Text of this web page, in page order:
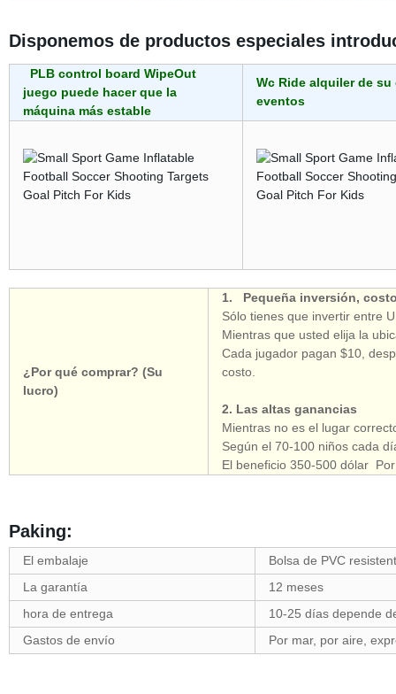
Disponemos de productos especiales
PLB control board WipeOut
juego puede hacer que la
máquina más estable
Wc Ride alquiler de su
eventos
¿Por qué comprar? (Su
lucro)
1. Pequeña inversión,
Sólo tienes que invertir entre
Mientras que usted elija la
Cada jugador pagan $10,
costo.
2. Las altas ganancias
Mientras no es el lugar
Según el 70-100 niños cada
El beneficio 350-500 dólar
Paking:
El embalaje
Bolsa de PVC
La garantía
12 meses
hora de entrega
10-25 días depende
Gastos de envío
Por mar, por aire,